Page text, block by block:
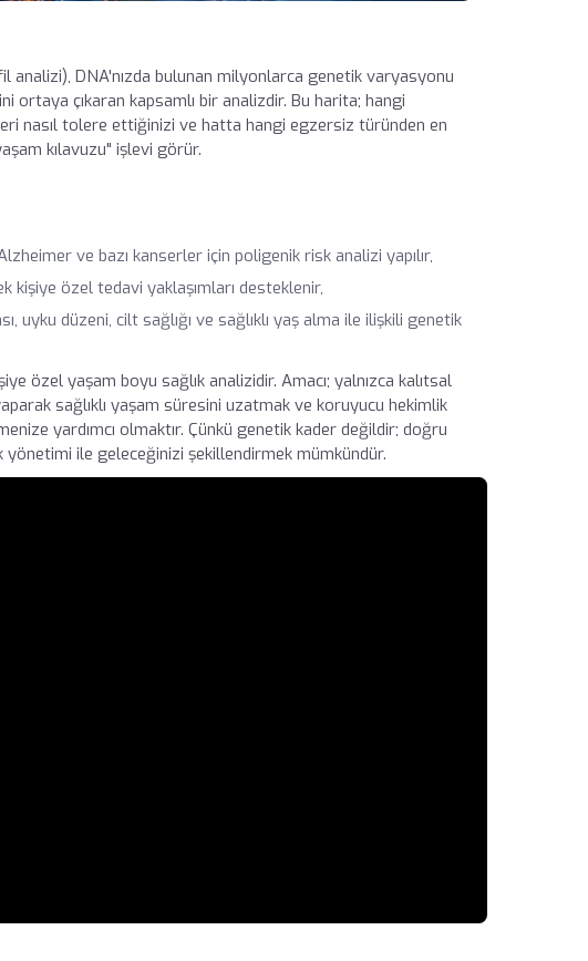
analizi), DNA'nızda bulunan milyonlarca genetik varyasyonu
ortaya çıkaran kapsamlı bir analizdir. Bu harita; hangi
nasıl tolere ettiğinizi ve hatta hangi egzersiz türünden en
kılavuzu" işlevi görür.
ve bazı kanserler için poligenik risk analizi yapılır,
kişiye özel tedavi yaklaşımları desteklenir,
uyku düzeni, cilt sağlığı ve sağlıklı yaş alma ile ilişkili genetik
özel yaşam boyu sağlık analizidir. Amacı; yalnızca kalıtsal
sağlıklı yaşam süresini uzatmak ve koruyucu hekimlik
yardımcı olmaktır. Çünkü genetik kader değildir; doğru
ile geleceğinizi şekillendirmek mümkündür.